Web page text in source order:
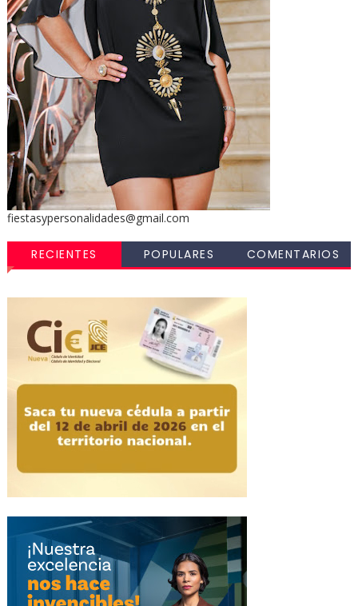
fiestasypersonalidades@gmail.com
RECIENTES POPULARES COMENTARIOS